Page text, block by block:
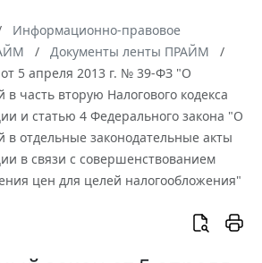
Информационно-правовое
Документы ленты ПРАЙМ
5 апреля 2013 г. № 39-ФЗ "О
часть вторую Налогового кодекса
и статью 4 Федерального закона "О
в отдельные законодательные акты
в связи с совершенствованием
цен для целей налогообложения"